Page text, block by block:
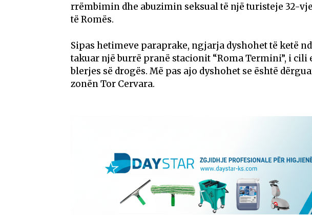
rrëmbimin dhe abuzimin seksual të një turisteje 32-
të Romës.
Sipas hetimeve paraprake, ngjarja dyshohet të ketë
takuar një burrë pranë stacionit “Roma Termini”, i
blerjes së drogës. Më pas ajo dyshohet se është
zonën Tor Cervara.